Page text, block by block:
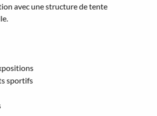
avec une structure de tente
sportifs